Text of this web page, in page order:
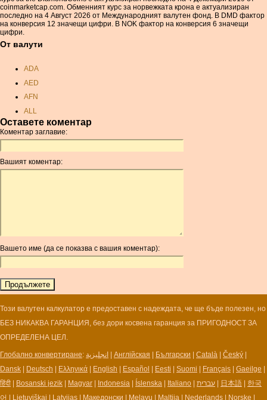
coinmarketcap.com. Обменният курс за норвежката крона е актуализиран
последно на 4 Август 2026 от Международният валутен фонд. В DMD фактор
на конверсия 12 значещи цифри. В NOK фактор на конверсия 6 значещи
цифри.
От валути
ADA
AED
AFN
ALL
AMD
ANC
ANG
AOA
AUR
AWG
BAM
BBD
BCH
BCN
BDT
BGN
Оставете коментар
Коментар заглавие:
Вашият коментар:
Вашето име (да се показва с вашия коментар):
Този валутен калкулатор е предоставен с надеждата, че ще бъде полезен, но
БЕЗ НИКАКВА ГАРАНЦИЯ, без дори косвена гаранция за ПРИГОДНОСТ ЗА
ОПРЕДЕЛЕНА ЦЕЛ.
Глобално конвертиране: انجليزية Англійская Български Català Český
Dansk
Deutsch Ελληνικά English Español Eesti Suomi Français Gaeilge
हिंदी
Bosanski jezik Magyar Indonesia Íslenska Italiano עברית 日本語
한국
어
Lietuviškai Latvijas Македонски Melayu Maltija Nederlands Norske